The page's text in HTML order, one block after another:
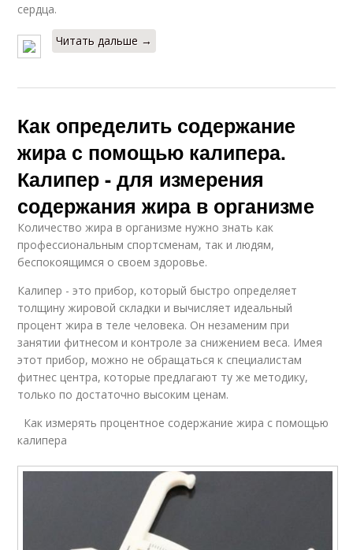
сердца.
Читать дальше →
Как определить содержание
жира с помощью калипера.
Калипер - для измерения
содержания жира в организме
Количество жира в организме нужно знать как
профессиональным спортсменам, так и людям,
беспокоящимся о своем здоровье.
Калипер - это прибор, который быстро определяет
толщину жировой складки и вычисляет идеальный
процент жира в теле человека. Он незаменим при
занятии фитнесом и контроле за снижением веса. Имея
этот прибор, можно не обращаться к специалистам
фитнес центра, которые предлагают ту же методику,
только по достаточно высоким ценам.
Как измерять процентное содержание жира с помощью
калипера